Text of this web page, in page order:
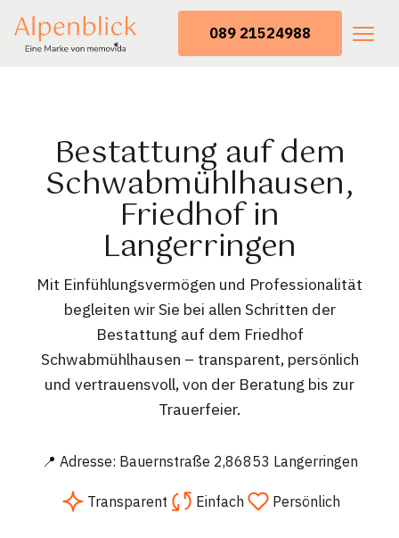
089 21524988
Bestattung auf dem
Schwabmühlhausen,
Friedhof in
Langerringen
Mit Einfühlungsvermögen und Professionalität
begleiten wir Sie bei allen Schritten der
Bestattung auf dem Friedhof
Schwabmühlhausen – transparent, persönlich
und vertrauensvoll, von der Beratung bis zur
Trauerfeier.
📍 Adresse: Bauernstraße 2,86853 Langerringen
Transparent Einfach Persönlich